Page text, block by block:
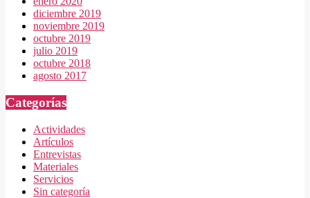
diciembre 2019
noviembre 2019
octubre 2019
julio 2019
octubre 2018
agosto 2017
Categorías
Actividades
Artículos
Entrevistas
Materiales
Servicios
Sin categoría